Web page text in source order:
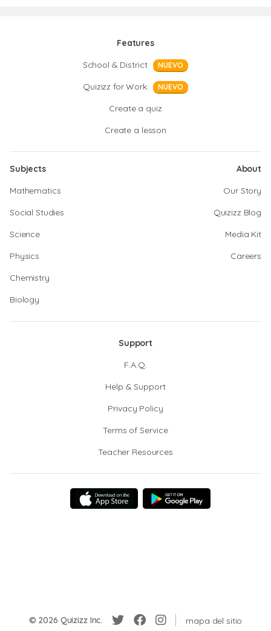
Features
School & District
NUEVO
Quizizz for Work NUEVO
Create a quiz
Create a lesson
Subjects
Mathematics
Social Studies
Science
Physics
Chemistry
Biology
About
Our Story
Quizizz Blog
Media Kit
Careers
Support
F.A.Q.
Help & Support
Privacy Policy
Terms of Service
Teacher Resources
© 2026 Quizizz Inc. mapa del sitio